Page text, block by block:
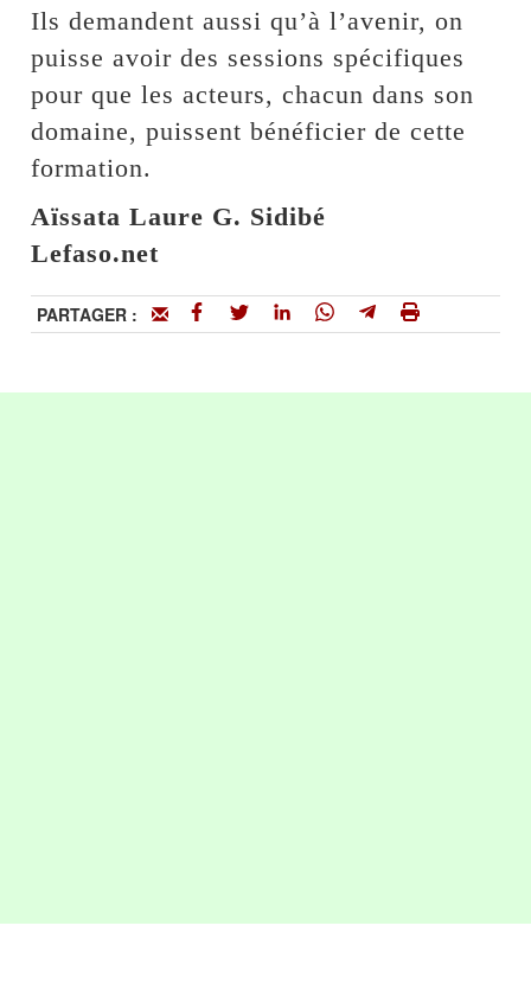
Ils demandent aussi qu’à l’avenir, on
puisse avoir des sessions spécifiques
pour que les acteurs, chacun dans son
domaine, puissent bénéficier de cette
formation.
Aïssata Laure G. Sidibé
Lefaso.net
PARTAGER :